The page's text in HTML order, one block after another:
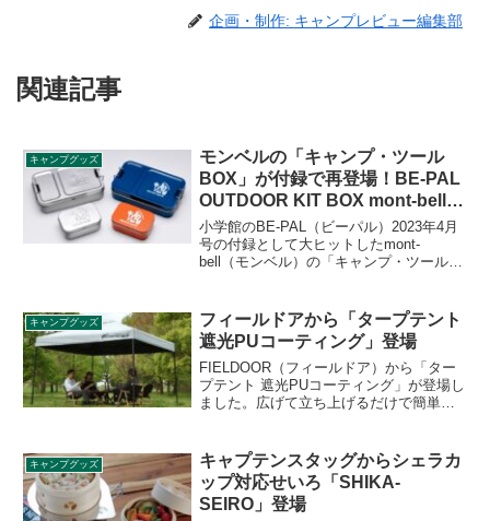
企画・制作: キャンプレビュー編集部
関連記事
キャンプグッズ
モンベルの「キャンプ・ツール
BOX」が付録で再登場！BE-PAL
OUTDOOR KIT BOX mont-bell入
門
小学館のBE-PAL（ビーパル）2023年4月
号の付録として大ヒットしたmont-
bell（モンベル）の「キャンプ・ツール
す。今回はシルバー1セットと、ネイビー
&オレンジで1セットの計2セットです。詳
細をレビューします。
キャンプグッズ
フィールドアから「タープテント
遮光PUコーティング」登場
FIELDOOR（フィールドア）から「ター
プテント 遮光PUコーティング」が登場し
ました。広げて立ち上げるだけで簡単に
99.8％なので真夏の日よけに最適です。
詳細をレビューします。
キャンプグッズ
キャプテンスタッグからシェラカ
ップ対応せいろ「SHIKA-
SEIRO」登場